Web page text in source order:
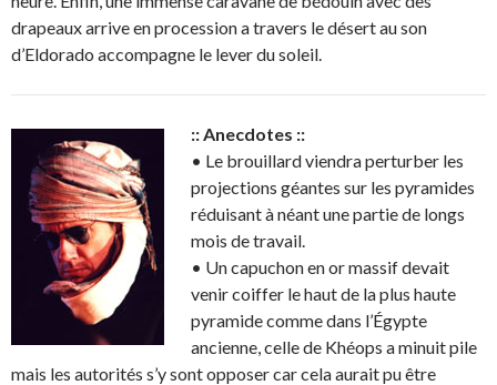
drapeaux arrive en procession a travers le désert au son
d’Eldorado accompagne le lever du soleil.
:: Anecdotes ::
• Le brouillard viendra perturber les
projections géantes sur les pyramides
réduisant à néant une partie de longs
mois de travail.
• Un capuchon en or massif devait
venir coiffer le haut de la plus haute
pyramide comme dans l’Égypte
ancienne, celle de Khéops a minuit pile
mais les autorités s’y sont opposer car cela aurait pu être